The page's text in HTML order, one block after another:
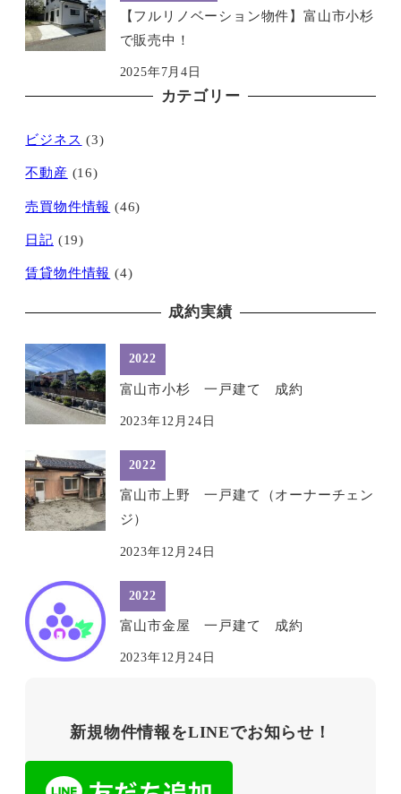
【フルリノベーション物件】富山市小杉
で販売中！
2025年7月4日
カテゴリー
ビジネス (3)
不動産 (16)
売買物件情報 (46)
日記 (19)
賃貸物件情報 (4)
成約実績
2022
富山市小杉 一戸建て 成約
2023年12月24日
2022
富山市上野 一戸建て（オーナーチェン
ジ）
2023年12月24日
2022
富山市金屋 一戸建て 成約
2023年12月24日
新規物件情報をLINEでお知らせ！